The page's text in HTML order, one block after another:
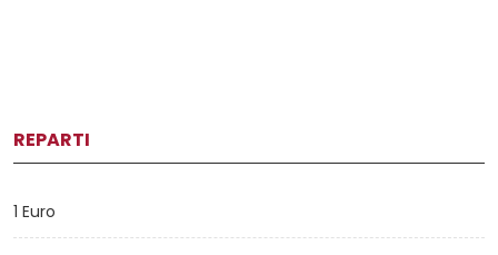
REPARTI
1 Euro